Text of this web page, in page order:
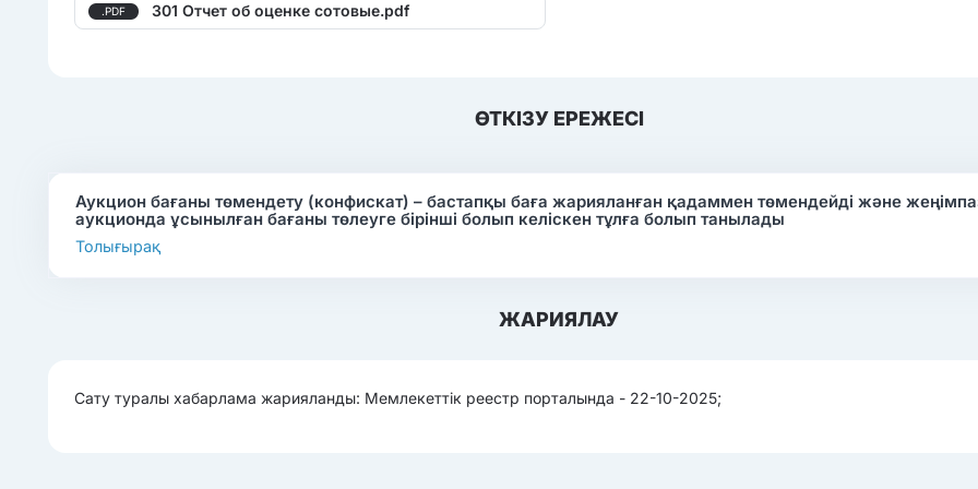
.PDF 301 Отчет об оценке сотовые.pdf
ӨТКІЗУ ЕРЕЖЕСІ
Аукцион бағаны төмендету (конфискат) – бастапқы баға жарияланған қадаммен төмендейді және
аукционда ұсынылған бағаны төлеуге бірінші болып келіскен тұлға болып танылады
Толығырақ
ЖАРИЯЛАУ
Сату туралы хабарлама жарияланды: Мемлекеттік реестр порталында - 22-10-2025;